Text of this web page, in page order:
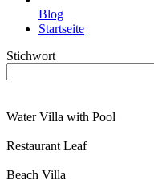
Blog
Startseite
Stichwort
Water Villa with Pool
Restaurant Leaf
Beach Villa